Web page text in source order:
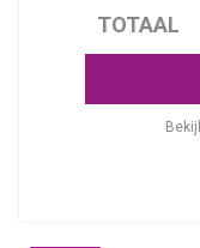
TOTAAL